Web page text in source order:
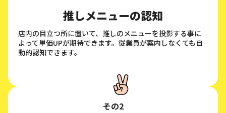
推しメニューの認知
店内の目立つ所に置いて、推しのメニューを投影する事に
よって単価UPが期待できます。従業員が案内しなくても自
動的認知できます。
その2